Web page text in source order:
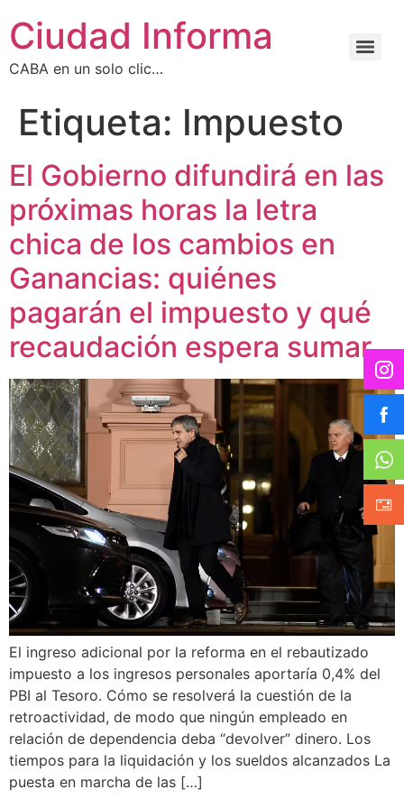
Ciudad Informa
CABA en un solo clic…
Etiqueta: Impuesto
El Gobierno difundirá en las
próximas horas la letra
chica de los cambios en
Ganancias: quiénes
pagarán el impuesto y qué
recaudación espera sumar
El ingreso adicional por la reforma en el rebautizado
impuesto a los ingresos personales aportaría 0,4% del
PBI al Tesoro. Cómo se resolverá la cuestión de la
retroactividad, de modo que ningún empleado en
relación de dependencia deba “devolver” dinero. Los
tiempos para la liquidación y los sueldos alcanzados La
puesta en marcha de las […]